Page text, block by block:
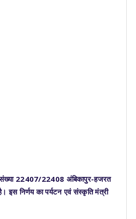
संख्या 22407/22408 अंबिकापुर-हजरत
इस निर्णय का पर्यटन एवं संस्कृति मंत्री